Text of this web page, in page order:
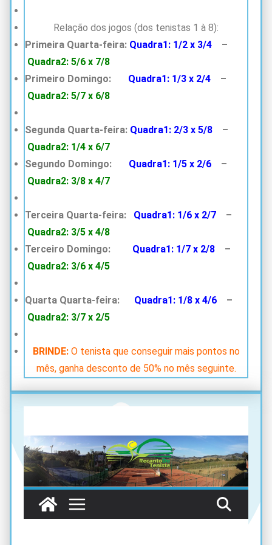
Relação dos jogos (dos tenistas 1 à 8):
Primeira Quarta-feira: Quadra1: 1/2 x 3/4 –
Quadra2: 5/6 x 7/8
Primeiro Domingo: Quadra1: 1/3 x 2/4 –
Quadra2: 5/7 x 6/8
Segunda Quarta-feira: Quadra1: 2/3 x 5/8 –
Quadra2: 1/4 x 6/7
Segundo Domingo: Quadra1: 1/5 x 2/6 –
Quadra2: 3/8 x 4/7
Terceira Quarta-feira: Quadra1: 1/6 x 2/7 –
Quadra2: 3/5 x 4/8
Terceiro Domingo: Quadra1: 1/7 x 2/8 –
Quadra2: 3/6 x 4/5
Quarta Quarta-feira: Quadra1: 1/8 x 4/6 –
Quadra2: 3/7 x 2/5
BRINDE:O tenista que conseguir mais pontos no
mês, ganha desconto de 50% no mês seguinte.